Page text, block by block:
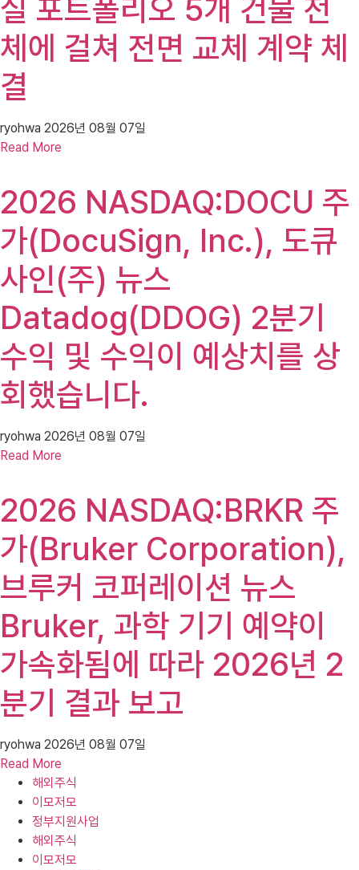
실 포트폴리오 5개 건물 전
체에 걸쳐 전면 교체 계약 체
결
ryohwa 2026년 08월 07일
Read More
2026 NASDAQ:DOCU 주
가(DocuSign, Inc.), 도큐
사인(주) 뉴스
Datadog(DDOG) 2분기
수익 및 수익이 예상치를 상
회했습니다.
ryohwa 2026년 08월 07일
Read More
2026 NASDAQ:BRKR 주
가(Bruker Corporation),
브루커 코퍼레이션 뉴스
Bruker, 과학 기기 예약이
가속화됨에 따라 2026년 2
분기 결과 보고
ryohwa 2026년 08월 07일
Read More
해외주식
이모저모
정부지원사업
해외주식
이모저모